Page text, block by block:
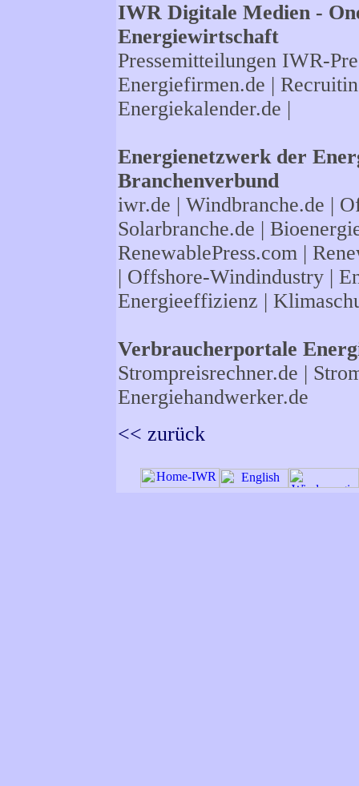
IWR Digitale Medien -
Energiewirtschaft
Pressemitteilungen IWR-
Energiefirmen.de |
Energiekalender.de |
Energienetzwerk der
Branchenverbund
iwr.de | Windbranche.de |
Solarbranche.de |
RenewablePress.com|
| Offshore-Windindustry |
Energieeffizienz |
Verbraucherportale
Strompreisrechner.de |
Energiehandwerker.de
<< zurück